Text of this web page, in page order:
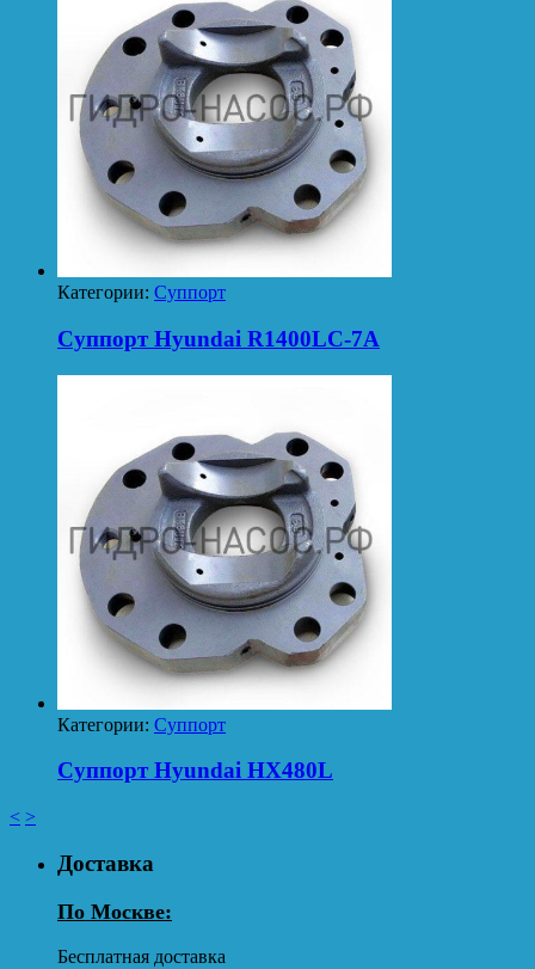
Категории: Суппорт
Суппорт Hyundai R1400LC-7A
Категории: Суппорт
Суппорт Hyundai HX480L
< >
Доставка
По Москве:
Бесплатная доставка